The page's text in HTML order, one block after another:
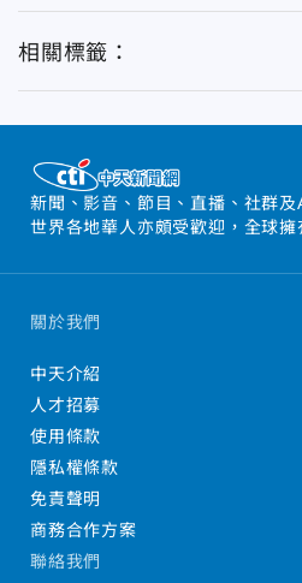
相關標籤：
新聞、影音、節目、直播、社群
世界各地華人亦頗受歡迎，全球擁
關於我們
中天介紹
人才招募
使用條款
隱私權條款
免責聲明
商務合作方案
聯絡我們